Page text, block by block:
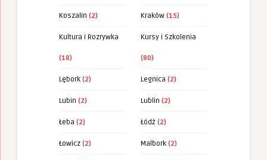
Koszalin (2) Kraków (15)
Kultura i Rozrywka
(18)
Kursy i Szkolenia
(80)
Lębork (2) Legnica (2)
Lubin (2) Lublin (2)
Łeba (2) Łódź (2)
Łowicz (2) Malbork (2)